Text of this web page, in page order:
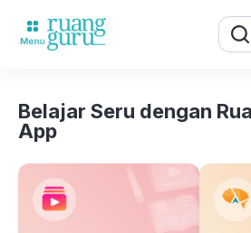
for:
Belajar Seru dengan
App